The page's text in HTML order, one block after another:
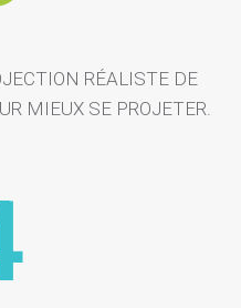
RÉALISTE DE
MIEUX SE PROJETER.